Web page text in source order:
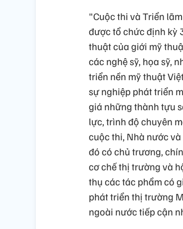
"Cuộc thi và Triển
được tổ chức định kỳ
thuật của giới mỹ
các nghệ sỹ, họa sỹ,
triển nền mỹ thuật
sự nghiệp phát triển
giá những thành tựu
lực, trình độ chuyên
cuộc thi, Nhà nước
đó có chủ trương,
cơ chế thị trường và
thụ các tác phẩm có
phát triển thị trường
ngoài nước tiếp cận